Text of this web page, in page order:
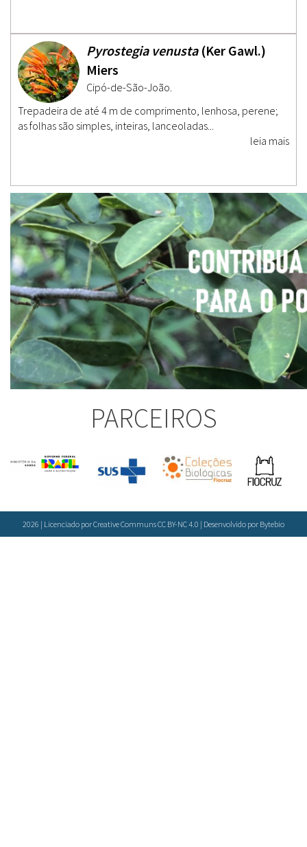
Pyrostegia venusta (Ker Gawl.)
Miers
Cipó-de-São-João.
Trepadeira de até 4 m de comprimento, lenhosa, perene;
as folhas são simples, inteiras, lanceoladas...
leia mais
PARCEIROS
2026 | Licenciado por Creative Communs CC BY-NC 4.0 | Desenvolvido por Bytebio